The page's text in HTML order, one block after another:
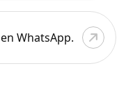
en WhatsApp.